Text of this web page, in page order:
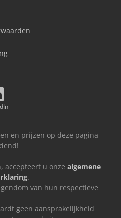
en prijzen op deze pagina
accepteert u onze algemene
.
van hun respectieve
geen aansprakelijkheid